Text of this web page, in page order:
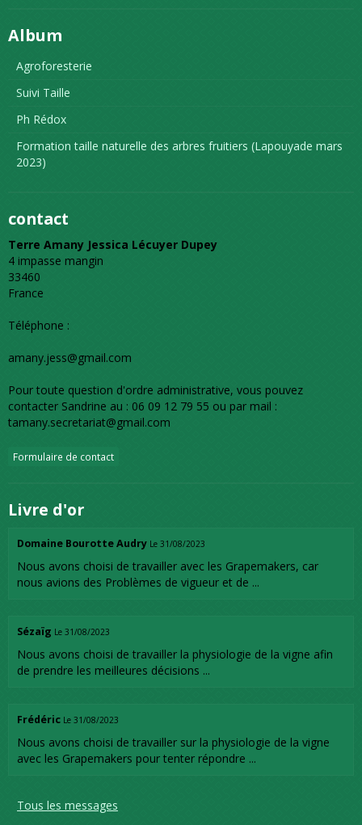
Album
Agroforesterie
Suivi Taille
Ph Rédox
Formation taille naturelle des arbres fruitiers (Lapouyade mars
2023)
contact
Terre Amany Jessica Lécuyer Dupey
4 impasse mangin
33460
France
Téléphone :
amany.jess@gmail.com
Pour toute question d'ordre administrative, vous pouvez
contacter Sandrine au : 06 09 12 79 55 ou par mail :
tamany.secretariat@gmail.com
Formulaire de contact
Livre d'or
Domaine Bourotte Audry Le 31/08/2023
Nous avons choisi de travailler avec les Grapemakers, car
nous avions des Problèmes de vigueur et de ...
Sézaïg Le 31/08/2023
Nous avons choisi de travailler la physiologie de la vigne afin
de prendre les meilleures décisions ...
Frédéric Le 31/08/2023
Nous avons choisi de travailler sur la physiologie de la vigne
avec les Grapemakers pour tenter répondre ...
Tous les messages